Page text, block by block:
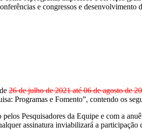
e congressos e desenvolvimento
26 de julho de 2021 até 06 de agosto de
Programas e Fomento”, contendo os
Pesquisadores da Equipe e com a
assinatura inviabilizará a